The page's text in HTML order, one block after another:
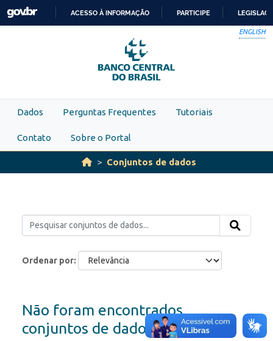
Skip to main content
PARA
O
CONTEÚDO
ACESSO À INFORMAÇÃO PARTICIPE
ENGLISH
Dados Perguntas Frequentes Tutoriais
Contato Sobre o Portal
Conjuntos de dados
Ordenar por
Não foram encontrados
conjuntos de dados